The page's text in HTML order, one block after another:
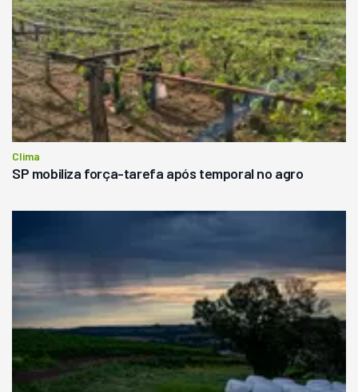
Clima
SP mobiliza força-tarefa após temporal no agro